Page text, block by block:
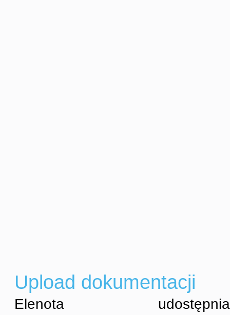
Upload dokumentacji
Elenota udostępnia